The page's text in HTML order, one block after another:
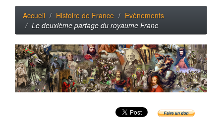
Accueil Histoire de France
Evènements
Le deuxième partage du royaume Franc